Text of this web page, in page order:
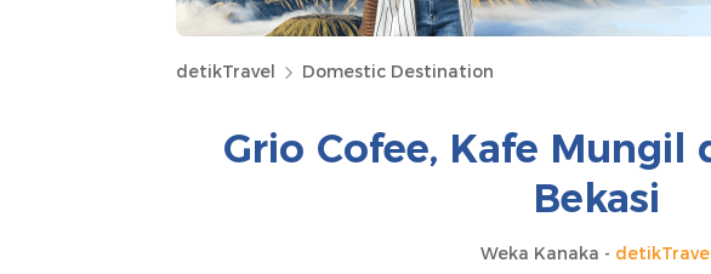
detikTravel Domestic Destination
Grio Cofee, Kafe Mungil
Bekasi
Weka Kanaka -